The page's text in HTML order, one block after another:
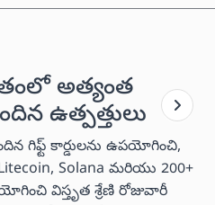
అత్యంత
ఉత్పత్తులు
గిఫ్ట్ కార్డులను ఉపయోగించి,
Solana మరియు 200+
విస్తృత శ్రేణి రోజువారీ